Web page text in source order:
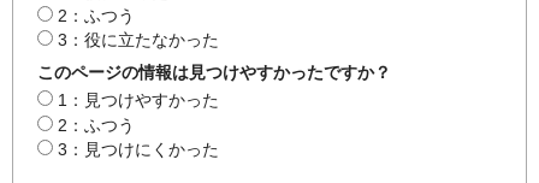
2：ふつう
3：役に立たなかった
このページの情報は見つけやすかったですか？
1：見つけやすかった
2：ふつう
3：見つけにくかった